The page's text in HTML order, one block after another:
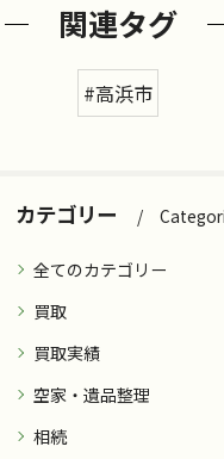
関連タグ
#高浜市
カテゴリー
全てのカテゴリー
買取
買取実績
空家・遺品整理
相続